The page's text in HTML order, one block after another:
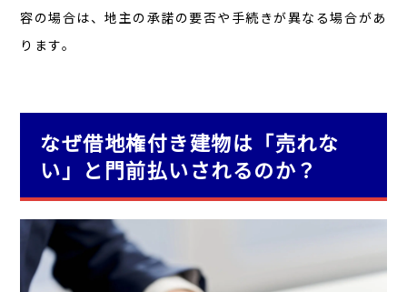
容の場合は、地主の承諾の要否や手続きが異なる場合があ
ります。
なぜ借地権付き建物は「売れな
い」と門前払いされるのか？